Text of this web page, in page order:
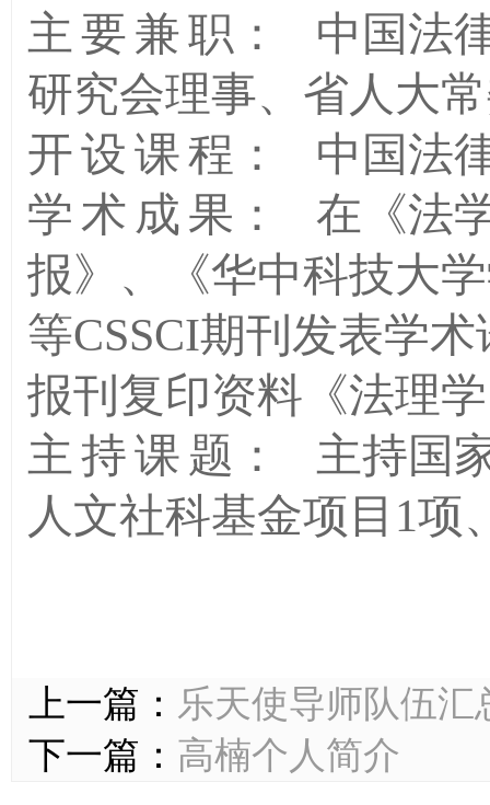
主要兼职 ： 中国法
研究会理事、省人大
开设课程 ： 中国法
学术成果 ： 在《法
报》、《华中科技大
等CSSCI期刊发表学
报刊复印资料《法理
主持课 题 ： 主持国
人文社科基金项目1项
上一篇： 乐天使导师队伍汇
下一篇： 高楠个人简介